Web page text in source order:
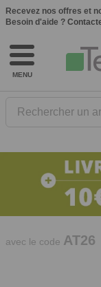
Recevez nos offres et
Besoin d'aide ?
MENU
Rechercher un
10€ de réduction dès 40€ d'achat. Offre
valable du 03/
avec le code AT26